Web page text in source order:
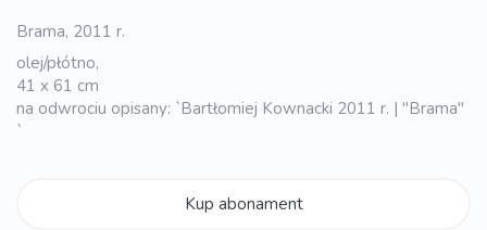
Brama, 2011 r.
olej/płótno,
41 x 61 cm
na odwrociu opisany: `Bartłomiej Kownacki 2011 r. | "Brama"
`
Kup abonament